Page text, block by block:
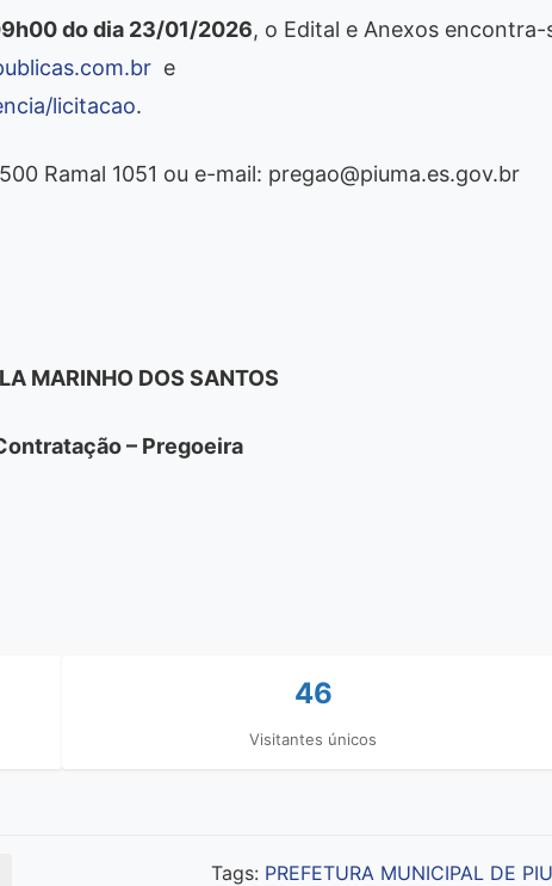
do dia 23/01/2026, o Edital e Anexos encontra-
e
licitacao.
Ramal 1051 ou e-mail: pregao@piuma.es.gov.br
MARINHO DOS SANTOS
– Pregoeira
46
Visitantes únicos
Tags: PREFETURA MUNICIPAL DE